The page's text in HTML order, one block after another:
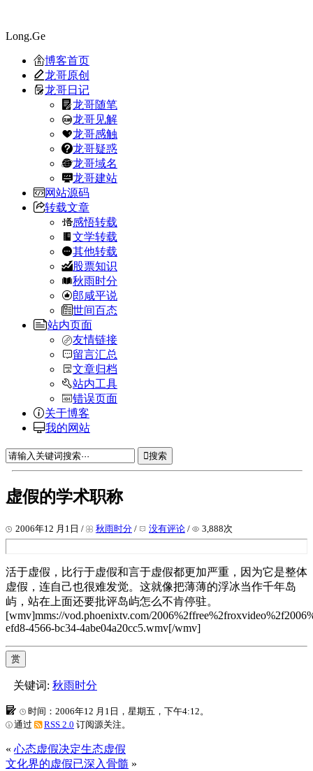
Long.Ge
博客首页
龙哥原创
龙哥日记
龙哥随笔
龙哥见解
龙哥感触
龙哥疑惑
龙哥域名
龙哥建站
网站源码
转载文章
感悟转载
文学转载
其他转载
股票知识
秋雨时分
郎咸平说
世间百态
站内页面
友情链接
留言汇总
文章归档
站内工具
错误页面
关于博客
我的网站
搜索
虚假的学术职称
2006年12 月1日 / 秋雨时分 / 没有评论 / 3,888次
活于虚假，比行于虚假和言于虚假都更加严重，因为它是整体
虚假，连自己也很难发觉。这就像把薄薄的浮冰当作千年岛
屿，站在上面还要批评岛屿怎么不肯停驻。
[wmv]mms://vod.phoenixtv.com/
efd8-4566-bc34-4abe04a20cc5.wmv[/wmv]
赏
关键词: 秋雨时分
时间：2006年12 月1日，星期五，下午4:12。
通过
RSS 2.0 订阅源关注。
« 心态虚假决定生态虚假
文化界的虚假已深入骨髓 »